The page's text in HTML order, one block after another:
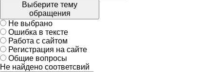
Выберите тему
обращения
Не выбрано
Ошибка в тексте
Работа с сайтом
Регистрация на сайте
Общие вопросы
Не найдено соответсвий